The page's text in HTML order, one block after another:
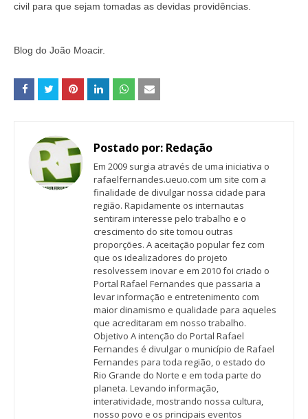
civil para que sejam tomadas as devidas providências.
Blog do João Moacir.
Postado por: Redação
Em 2009 surgia através de uma iniciativa o
rafaelfernandes.ueuo.com um site com a
finalidade de divulgar nossa cidade para
região. Rapidamente os internautas
sentiram interesse pelo trabalho e o
crescimento do site tomou outras
proporções. A aceitação popular fez com
que os idealizadores do projeto
resolvessem inovar e em 2010 foi criado o
Portal Rafael Fernandes que passaria a
levar informação e entretenimento com
maior dinamismo e qualidade para aqueles
que acreditaram em nosso trabalho.
Objetivo A intenção do Portal Rafael
Fernandes é divulgar o município de Rafael
Fernandes para toda região, o estado do
Rio Grande do Norte e em toda parte do
planeta. Levando informação,
interatividade, mostrando nossa cultura,
nosso povo e os principais eventos